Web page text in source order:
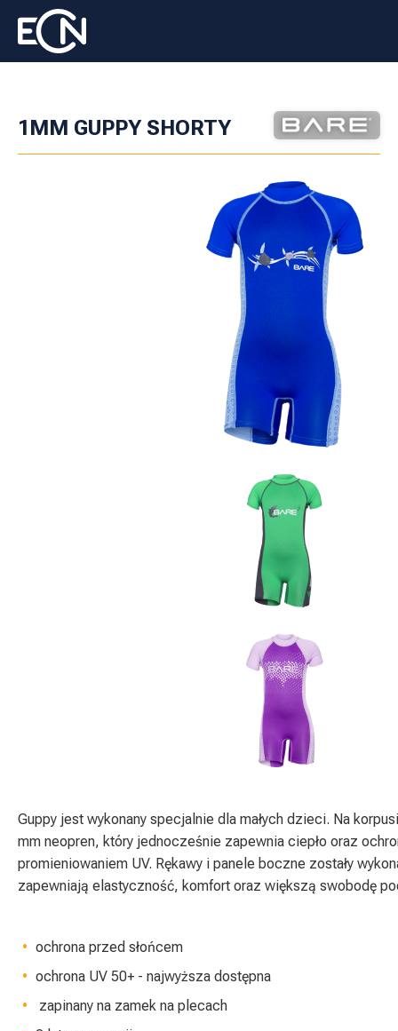
1MM GUPPY SHORTY
Guppy jest wykonany specjalnie dla małych dzieci. Na
mm neopren, który jednocześnie zapewnia ciepło oraz
promieniowaniem UV. Rękawy i panele boczne zostały
zapewniają elastyczność, komfort oraz większą swobodę
ochrona przed słońcem
ochrona UV 50+ - najwyższa dostępna
zapinany na zamek na plecach